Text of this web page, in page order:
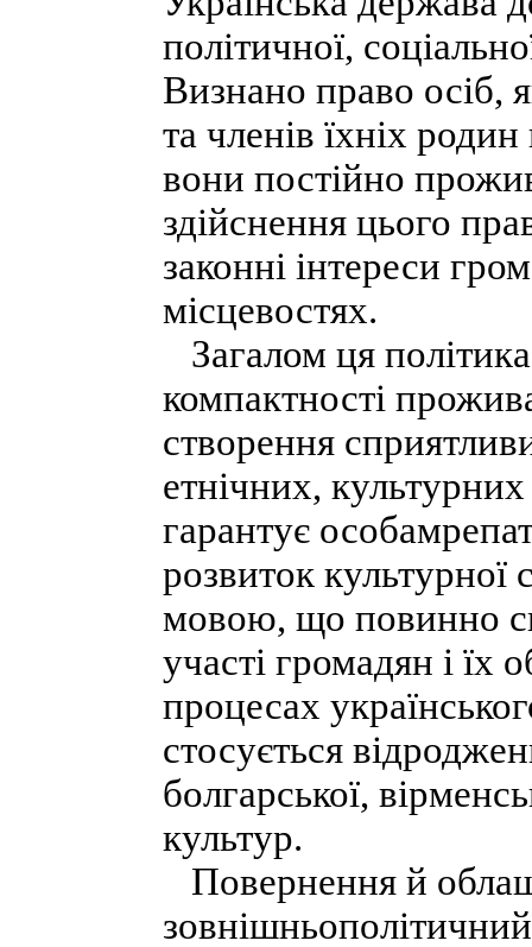
політичної,
Визнано право осіб,
та членів їхніх
вони постійно
здійснення цього
законні інтереси
місцевостях.
Загалом ця
компактності
створення
етнічних,
гарантує
розвиток
мовою, що повинно
участі громадян і їх
процесах
стосується
болгарської,
культур.
Повернення й